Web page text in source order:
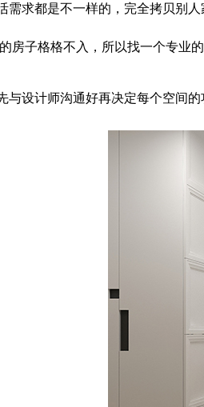
需求都是不一样的，完全拷贝别
房子格格不入，所以找一个专业
与设计师沟通好再决定每个空间